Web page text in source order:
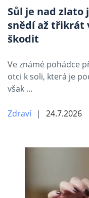
Sůl je nad zlato
snědí až třikrát
škodit
Ve známé pohádce
otci k soli, která je
však …
Zdraví 24.7.2026